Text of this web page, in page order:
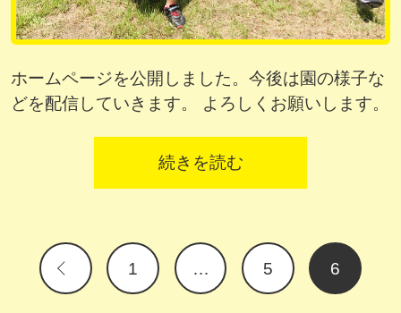
ホームページを公開しました。今後は園の様子な
どを配信していきます。 よろしくお願いします。
続きを読む
1 … 5 6